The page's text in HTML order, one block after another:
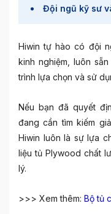
Đội ngũ kỹ sư
Hiwin tự hào có đội
kinh nghiệm, luôn
trình lựa chọn và sử
Nếu bạn đã quyết
đang cần tìm kiếm
Hiwin luôn là sự lựa
liệu tủ Plywood chất
lý.
>>> Xem thêm: Bộ tủ